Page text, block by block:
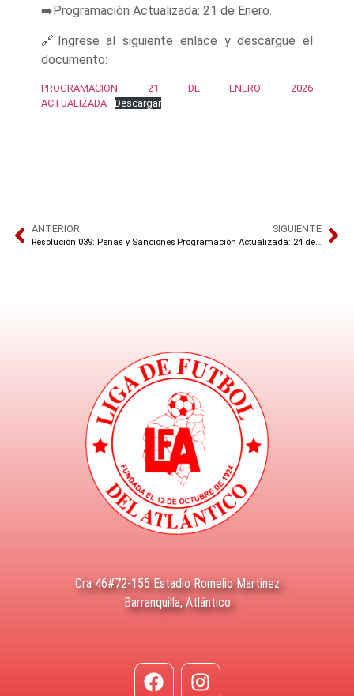
➡️Programación Actualizada: 21 de Enero.
🔗Ingrese al siguiente enlace y descargue el
documento:
PROGRAMACION 21 DE ENERO 2026
ACTUALIZADA
Descargar
ANTERIOR
Resolución 039: Penas y Sanciones
SIGUIENTE
Programación Actualizada: 24 de Enero
Cra 46#72-155 Estadio Romelio Martinez
Barranquilla, Atlántico